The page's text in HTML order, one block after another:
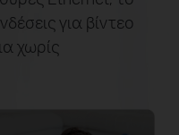
για βίντεο
χωρίς